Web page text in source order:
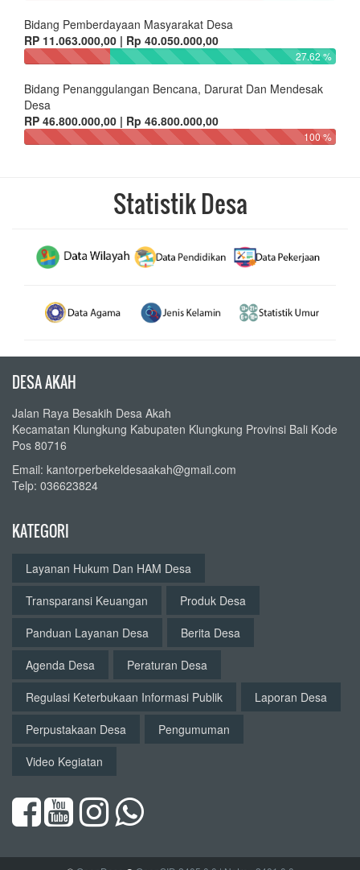
Bidang Pemberdayaan Masyarakat Desa
RP 11.063.000,00 | Rp 40.050.000,00
27.62 %
Bidang Penanggulangan Bencana, Darurat Dan Mendesak
Desa
RP 46.800.000,00 | Rp 46.800.000,00
100 %
Statistik Desa
DESA AKAH
Jalan Raya Besakih Desa Akah
Kecamatan Klungkung Kabupaten Klungkung Provinsi Bali Kode
Pos 80716
Email: kantorperbekeldesaakah@gmail.com
Telp: 036623824
KATEGORI
Layanan Hukum Dan HAM Desa
Transparansi Keuangan
Produk Desa
Panduan Layanan Desa
Berita Desa
Agenda Desa
Peraturan Desa
Regulasi Keterbukaan Informasi Publik
Laporan Desa
Perpustakaan Desa
Pengumuman
Video Kegiatan